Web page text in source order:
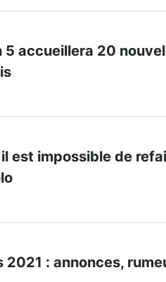
5 accueillera 20
est impossible de
2021 : annonces,